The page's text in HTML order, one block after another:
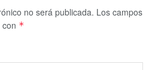
no será publicada. Los campos
*